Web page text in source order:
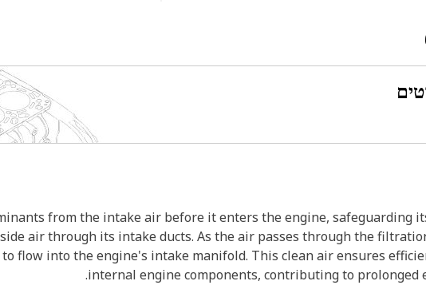
from the intake air before it enters the engine, safeguarding
air through its intake ducts. As the air passes through the
flow into the engine's intake manifold. This clean air ensures
internal engine components, contributing to prolonged